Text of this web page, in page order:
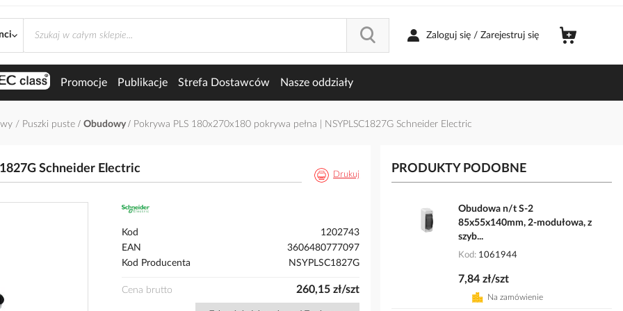
Zaloguj się / Zarejestruj się
Promocje Publikacje Strefa Dostawców Nasze oddziały
/ Puszki puste Obudowy Pokrywa PLS 180x270x180 pokrywa pełna | NSYPLSC1827G Schneider Electric
Schneider Electric Drukuj
Kod
1202743
EAN
3606480777097
Kod Producenta
NSYPLSC1827G
Cena brutto 260,15 zł/szt
PRODUKTY PODOBNE
Obudowa n/t S-2
85x55x140mm, 2-modułowa, z
szyb...
Kod 1061944
7,84 zł/szt
Na zamówienie